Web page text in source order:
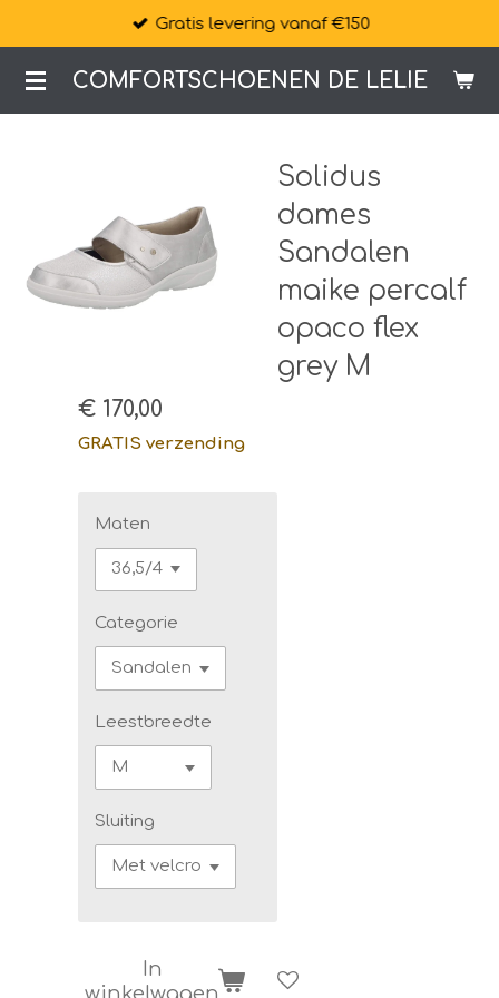
naar
de
COMFORTSCHOENEN DE LELIE
Gratis levering vanaf €150
Solidus
dames
Sandalen
maike percalf
opaco flex
grey M
€ 170,00
GRATIS verzending
Maten
Categorie
Leestbreedte
Sluiting
In
winkelwagen